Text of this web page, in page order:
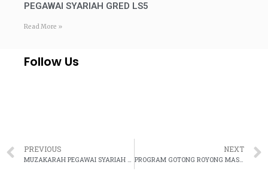
PEGAWAI SYARIAH GRED LS5
Read More »
Follow Us
PREVIOUS
MUZAKARAH PEGAWAI SYARIAH BERSAMA JABATAN BANTUAN GUAMAN (JBG), JABATAN PEGUAM NEGARA (AGC) DAN PEJABAT PENASIHAT UNDANG-UNDANG (PPUUN/ALAS) TAHUN 2022
NEXT
PROGRAM GOTONG ROYONG MASAKAN DAN KENDURI SEMPENA IBADAH KORBAN 1443H/2022M